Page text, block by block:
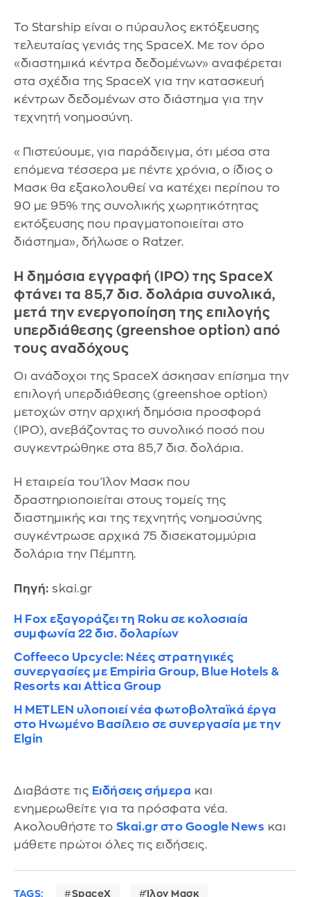
Το Starship είναι ο πύραυλος εκτόξευσης
τελευταίας γενιάς της SpaceX. Με τον όρο
«διαστημικά κέντρα δεδομένων» αναφέρεται
στα σχέδια της SpaceX για την κατασκευή
κέντρων δεδομένων στο διάστημα για την
τεχνητή νοημοσύνη.
«Πιστεύουμε, για παράδειγμα, ότι μέσα στα
επόμενα τέσσερα με πέντε χρόνια, ο ίδιος ο
Μασκ θα εξακολουθεί να κατέχει περίπου το
90 με 95% της συνολικής χωρητικότητας
εκτόξευσης που πραγματοποιείται στο
διάστημα», δήλωσε ο Ratzer.
Η δημόσια εγγραφή (IPO) της SpaceX
φτάνει τα 85,7 δισ. δολάρια συνολικά,
μετά την ενεργοποίηση της επιλογής
υπερδιάθεσης (greenshoe option) από
τους αναδόχους
Οι ανάδοχοι της SpaceX άσκησαν επίσημα την
επιλογή υπερδιάθεσης (greenshoe option)
μετοχών στην αρχική δημόσια προσφορά
(IPO), ανεβάζοντας το συνολικό ποσό που
συγκεντρώθηκε στα 85,7 δισ. δολάρια.
Η εταιρεία του Ίλον Μασκ που
δραστηριοποιείται στους τομείς της
διαστημικής και της τεχνητής νοημοσύνης
συγκέντρωσε αρχικά 75 δισεκατομμύρια
δολάρια την Πέμπτη.
Πηγή: skai.gr
Η Fox εξαγοράζει τη Roku σε κολοσιαία
συμφωνία 22 δισ. δολαρίων
Coffeeco Upcycle: Νέες στρατηγικές
συνεργασίες με Empiria Group, Blue Hotels &
Resorts και Attica Group
Η METLEN υλοποιεί νέα φωτοβολταϊκά έργα
στο Ηνωμένο Βασίλειο σε συνεργασία με την
Elgin
Διαβάστε τις Ειδήσεις σήμερα και
ενημερωθείτε για τα πρόσφατα νέα.
Ακολουθήστε το Skai.gr στο Google News και
μάθετε πρώτοι όλες τις ειδήσεις.
TAGS: SpaceX Ίλον Μασκ